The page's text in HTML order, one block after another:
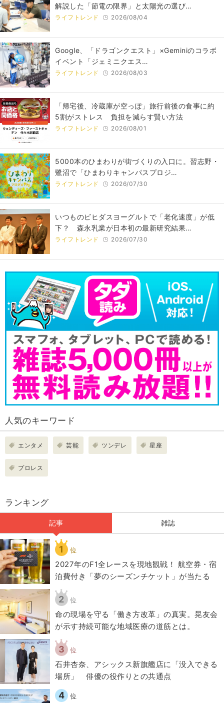
解説した「節電の限界」と太陽光の選び…
ライフトレンド 2026/08/04
Google、「ドラゴンクエスト」×Geminiのコラボ
イベント「ジェミニクエス…
ライフトレンド 2026/08/03
「帰宅後、冷蔵庫が空っぽ」旅行前後の食事に約
5割がストレス 負担を減らす賢い方法
ライフトレンド 2026/08/01
5000本のひまわりが街づくりの入口に。習志野・
鷺沼で「ひまわりキャンパスプロジ…
ライフトレンド 2026/07/30
いつものビヒダスヨーグルトで「老化速度」が低
下？ 森永乳業が日本初の最新研究結果…
ライフトレンド 2026/07/30
人気のキーワード
エンタメ 芸能 ツンデレ 星座
プロレス
ランキング
記事 雑誌
1 位
2027年のF1全レースを現地観戦！ 航空券・宿
泊費付き「夢のシーズンチケット」が当たる
2 位
​命の現場を守る「働き方改革」の真実。晃友会
が示す持続可能な地域医療の道筋とは。
3 位
石井杏奈、アシックス新旗艦店に「没入できる
場所」 俳優の役作りとの共通点
4 位